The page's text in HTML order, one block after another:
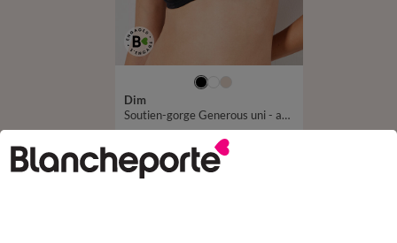
Dim
Soutien-gorge Generous uni - avec armatures